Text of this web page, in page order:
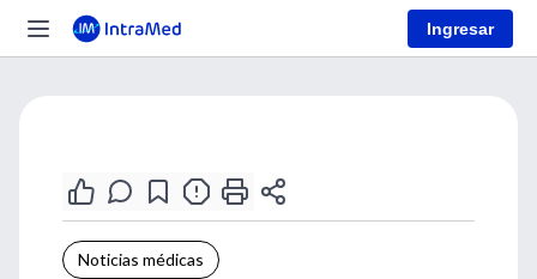
Ingresar
Noticias médicas